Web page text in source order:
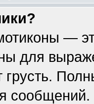
—
для
грусть.
сообщений.